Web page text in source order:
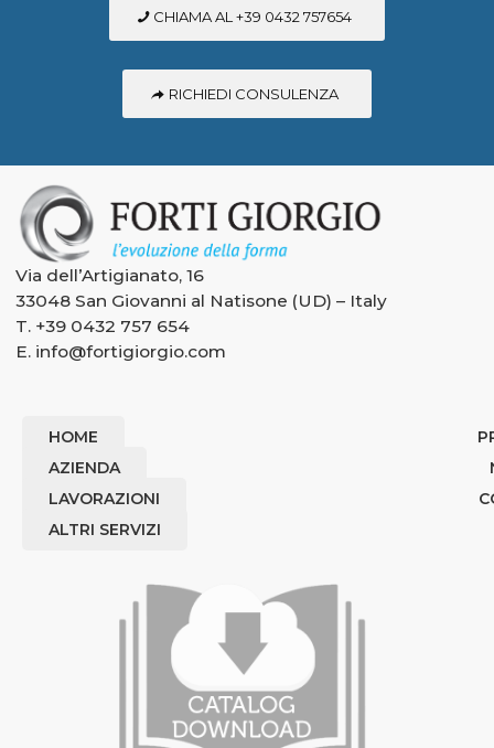
CHIAMA AL +39 0432 757654
RICHIEDI CONSULENZA
Via dell’Artigianato, 16
33048 San Giovanni al Natisone (UD) – Italy
T. +39 0432 757 654
E. info@fortigiorgio.com
HOME
AZIENDA
LAVORAZIONI
ALTRI SERVIZI